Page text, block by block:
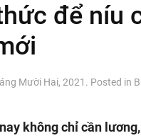
để níu
Mười Hai, 2021 . Posted in
không chỉ cần